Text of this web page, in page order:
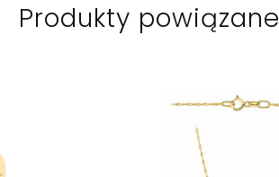
Produkty powiązane